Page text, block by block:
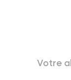
Votre